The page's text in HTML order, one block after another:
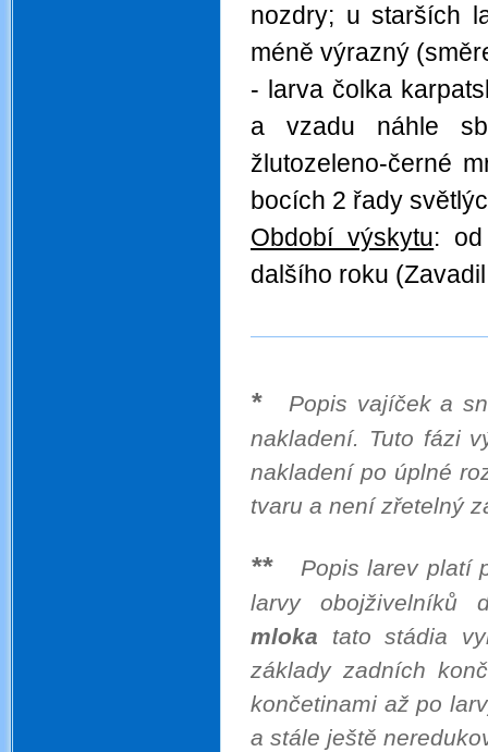
nozdry; u starších
méně výrazný
- larva čolka
a vzadu náhle
žlutozeleno-černé
bocích 2 řady
Období výskytu:
dalšího roku
*
Popis vajíček a
nakladení. Tuto fázi
nakladení po úplné
tvaru a není zřetelný
** Popis larev platí
larvy obojživelníků
mloka tato stádia
základy zadních
končetinami až po
a stále ještě